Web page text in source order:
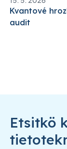
Kvantové
audit
Etsitkö